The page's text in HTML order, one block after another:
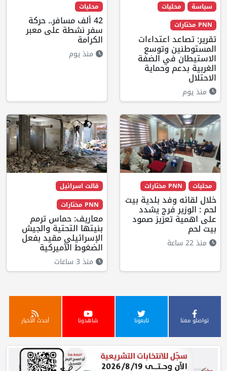
سياسة
محليات
PNN مختارات
تقرير: تصاعد اعتداءات
المستوطنين وتوسع
الاستيطان في الضفة
الغربية بدعم وحماية
الاحتلال
منذ يوم
محليات
42 ألف مسافر.. حركة
سفر نشطة على معبر
الكرامة
منذ يوم
محليات PNN مختارات
خلال لقائه وفد بلدية بيت
لحم : الوزير فرج يشدد
على اهمية تعزيز صمود
بيت لحم
منذ 22 ساعة
قالت اسرائيل
PNN مختارات
معاريف: حماس ترمم
بنيتها التحتية والجيش
الإسرائيلي مقيد بفعل
الضغوط الأميركية
منذ 3 ساعات
تواصلو معنا تابعونا شاهدونا أحدث الأخبار